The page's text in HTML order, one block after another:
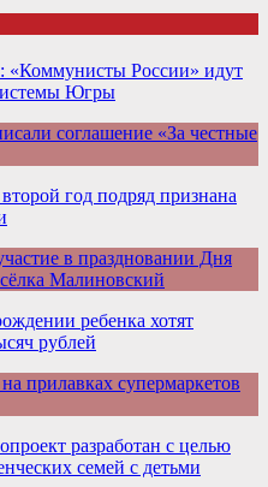
«Коммунисты России» идут
Югры
соглашение «За честные
год подряд признана
в праздновании Дня
Малиновский
ребенка хотят
рублей
прилавках супермаркетов
разработан с целью
семей с детьми